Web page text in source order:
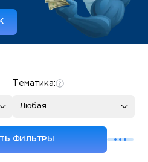
Тематика:
Любая
ФИЛЬТРЫ